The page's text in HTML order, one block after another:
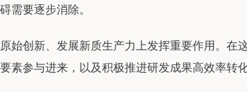
需要逐步消除。
始创新、发展新质生产力上发挥重要作用。在
素参与进来，以及积极推进研发成果高效率转